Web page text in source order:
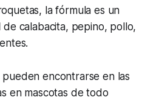
la fórmula es un
calabacita, pepino, pollo,
encontrarse en las
en mascotas de todo